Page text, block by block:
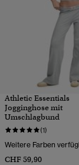
Athletic Essentials
Jogginghose mit
Umschlagbund
(1)
Weitere Farben
CHF 59,90